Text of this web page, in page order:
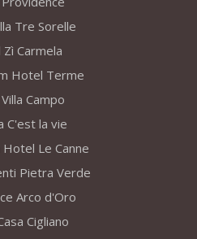
Tre Sorelle
Carmela
Hotel Terme
Campo
C'est la vie
Hotel Le Canne
Pietra Verde
Arco d'Oro
Cigliano